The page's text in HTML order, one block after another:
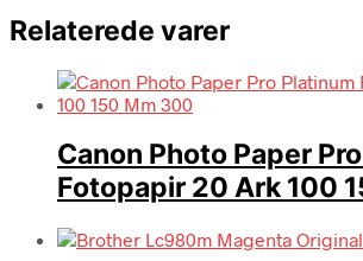
Relaterede varer
Canon Photo Paper
Fotopapir 20 Ark 100